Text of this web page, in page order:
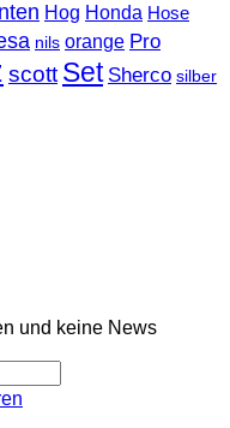
Hog Honda Hose
nils orange Pro
scott Set Sherco silber
und keine News